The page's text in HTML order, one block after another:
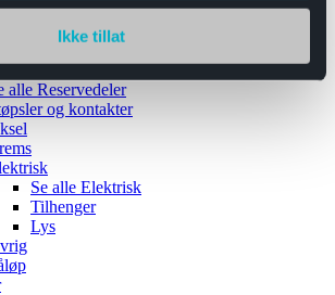
Ikke tillat
alle Reservedeler
og kontakter
Se alle Elektrisk
Tilhenger
Lys